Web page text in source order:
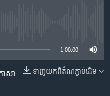
1:00:00
ទាញ​យក​ពី​តំណភ្ជាប់​ដើម
ាសា